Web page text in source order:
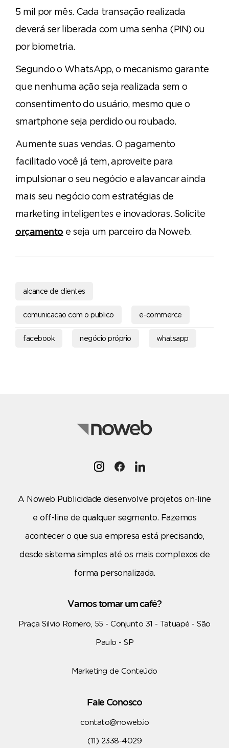
5 mil por mês. Cada transação realizada
deverá ser liberada com uma senha (PIN) ou
por biometria.
Segundo o WhatsApp, o mecanismo garante
que nenhuma ação seja realizada sem o
consentimento do usuário, mesmo que o
smartphone seja perdido ou roubado.
Aumente suas vendas. O pagamento
facilitado você já tem, aproveite para
impulsionar o seu negócio e alavancar ainda
mais seu negócio com estratégias de
marketing inteligentes e inovadoras. Solicite
orçamento e seja um parceiro da Noweb.
alcance de clientes
comunicacao com o publico e-commerce
facebook negócio próprio whatsapp
A Noweb Publicidade desenvolve projetos on-line
e off-line de qualquer segmento. Fazemos
acontecer o que sua empresa está precisando,
desde sistema simples até os mais complexos de
forma personalizada.
Vamos tomar um café?
Praça Silvio Romero, 55 - Conjunto 31 - Tatuapé - São
Paulo - SP
Marketing de Conteúdo
Fale Conosco
contato@noweb.io
(11) 2338-4029